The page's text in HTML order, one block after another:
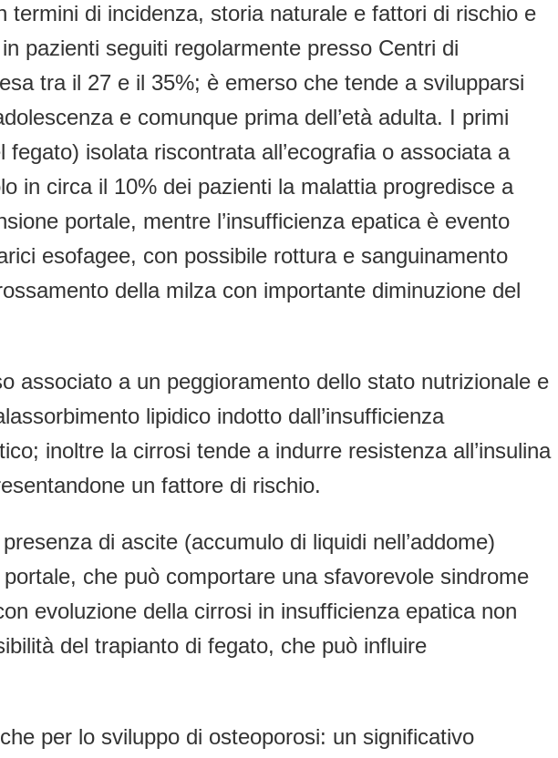
termini di incidenza, storia naturale e fattori di rischio e
pazienti seguiti regolarmente presso Centri di
tra il 27 e il 35%; è emerso che tende a svilupparsi
e comunque prima dell’età adulta. I primi
isolata riscontrata all’ecografia o associata a
in circa il 10% dei pazienti la malattia progredisce a
portale, mentre l’insufficienza epatica è evento
esofagee, con possibile rottura e sanguinamento
della milza con importante diminuzione del
associato a un peggioramento dello stato nutrizionale e
lipidico indotto dall’insufficienza
inoltre la cirrosi tende a indurre resistenza all’insulina
un fattore di rischio.
di ascite (accumulo di liquidi nell’addome)
che può comportare una sfavorevole sindrome
evoluzione della cirrosi in insufficienza epatica non
del trapianto di fegato, che può influire
per lo sviluppo di osteoporosi: un significativo